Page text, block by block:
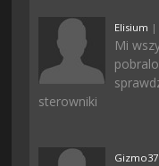
Elisium |
Mi
sterowniki
Gizmo37